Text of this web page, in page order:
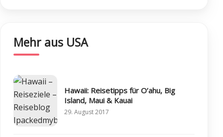
Mehr aus USA
Hawaii: Reisetipps für O’ahu, Big
Island, Maui & Kauai
29. August 2017